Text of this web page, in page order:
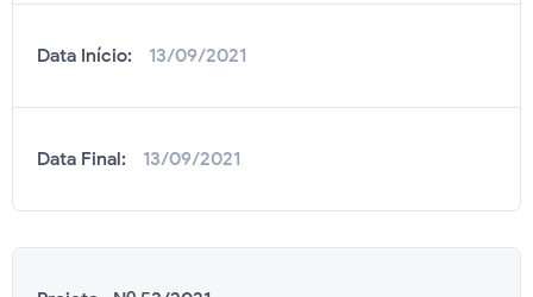
Data Início: 13/09/2021
Data Final: 13/09/2021